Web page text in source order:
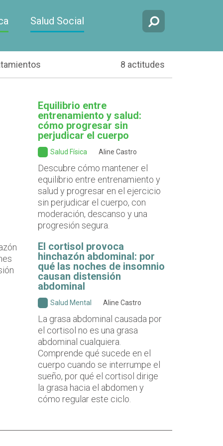
Salud Social
8 actitudes
Equilibrio entre
entrenamiento y salud:
cómo progresar sin
perjudicar el cuerpo
Salud Física Aline Castro
Descubre cómo mantener el
equilibrio entre entrenamiento y
salud y progresar en el ejercicio
sin perjudicar el cuerpo, con
moderación, descanso y una
progresión segura.
El cortisol provoca
hinchazón abdominal: por
qué las noches de insomnio
causan distensión
abdominal
Salud Mental Aline Castro
La grasa abdominal causada por
el cortisol no es una grasa
abdominal cualquiera.
Comprende qué sucede en el
cuerpo cuando se interrumpe el
sueño, por qué el cortisol dirige
la grasa hacia el abdomen y
cómo regular este ciclo.